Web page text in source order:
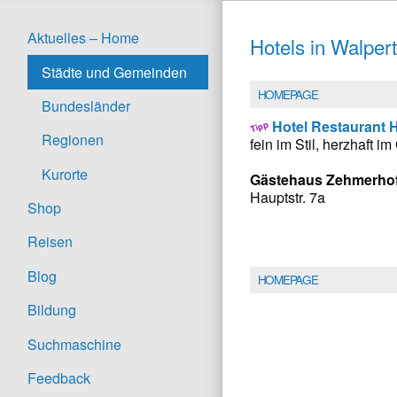
Aktuelles – Home
Städte und Gemeinden
Bundesländer
Regionen
Kurorte
Shop
Reisen
Blog
Bildung
Suchmaschine
Feedback
Hotels in
HOMEPAGE
Hotel Restaurant
fein im Stil, herzhaft
Gästehaus
Hauptstr. 7a
HOMEPAGE